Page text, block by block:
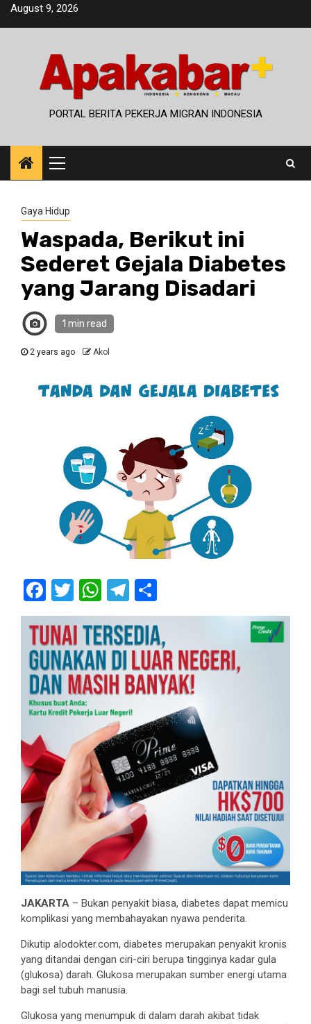
SkipAugust 9, 2026
PORTAL BERITA PEKERJA MIGRAN INDONESIA
Primary
Menu
Gaya Hidup
Waspada, Berikut ini
Sederet Gejala Diabetes
yang Jarang Disadari
1 min read
2 years ago Akol
Facebook
Twitter
WhatsApp
Telegram
JAKARTA – Bukan penyakit biasa, diabetes dapat memicu
komplikasi yang membahayakan nyawa penderita.
Dikutip alodokter.com, diabetes merupakan penyakit kronis
yang ditandai dengan ciri-ciri berupa tingginya kadar gula
(glukosa) darah. Glukosa merupakan sumber energi utama
bagi sel tubuh manusia.
Glukosa yang menumpuk di dalam darah akibat tidak